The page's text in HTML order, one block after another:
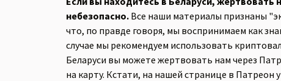
небезопасно. Все наши материалы признаны
что, по правде говоря, мы воспринимаем как
случае мы рекомендуем использовать
Беларуси вы можете жертвовать нам через
на карту. Кстати, на нашей странице в Патреон